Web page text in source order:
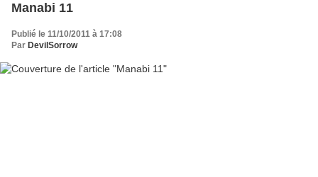
Manabi 11
Publié le 11/10/2011 à 17:08
Par DevilSorrow